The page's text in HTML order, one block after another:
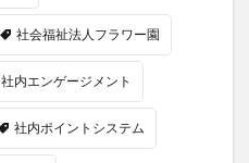
社会福祉法人フラワー園
社内エンゲージメント
社内ポイントシステム